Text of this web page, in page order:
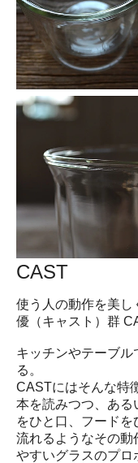
CAST
使う人の動作を美し
優（キャスト）群
キッチンやテーブ
る。
CASTにはそんな特
本を読みつつ、ある
をひと口、フードを
流れるようなその動
やすいグラスのプロ